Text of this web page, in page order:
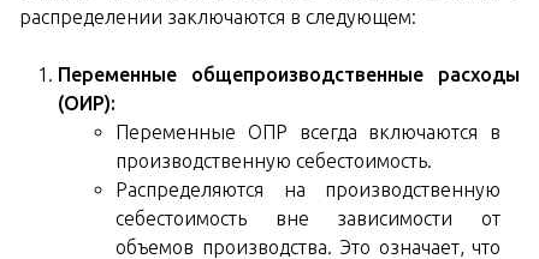
распределении заключаются в следующем:
Переменные общепроизводственные расходы
(ОИР):
Переменные ОПР всегда включаются в
производственную себестоимость.
Распределяются на производственную
себестоимость вне зависимости от
объемов производства. Это означает, что